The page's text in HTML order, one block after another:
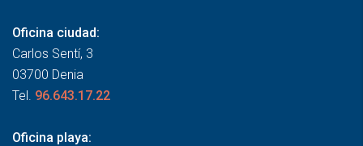
Oficina ciudad:
Carlos Sentí, 3
03700 Denia
Tel. 96.643.17.22
Oficina playa: